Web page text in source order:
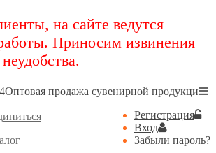
на сайте ведутся
Приносим извинения
Оптовая продажа сувенирной продукци
Регистрация
Вход
Забыли пароль?